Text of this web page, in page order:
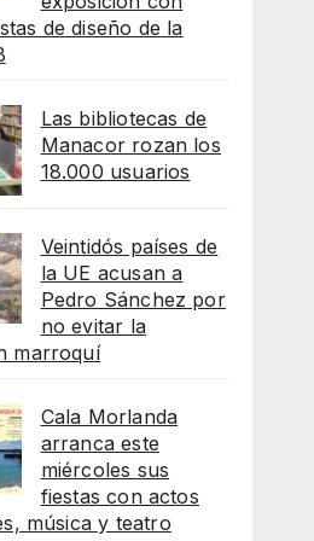
de diseño de la
Las bibliotecas de
Manacor rozan los
18.000 usuarios
Veintidós países de
la UE acusan a
Pedro Sánchez por
no evitar la
marroquí
Cala Morlanda
arranca este
miércoles sus
fiestas con actos
música y teatro